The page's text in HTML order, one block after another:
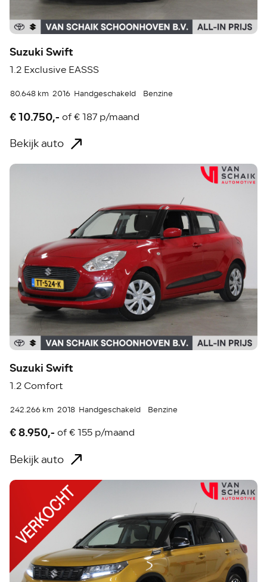
Suzuki Swift
1.2 Exclusive EASSS
80.648 km 2016 Handgeschakeld Benzine
€ 10.750,- of€ 187 p/maand
Bekijk auto
Suzuki Swift
1.2 Comfort
242.266 km 2018 Handgeschakeld Benzine
€ 8.950,- of€ 155 p/maand
Bekijk auto